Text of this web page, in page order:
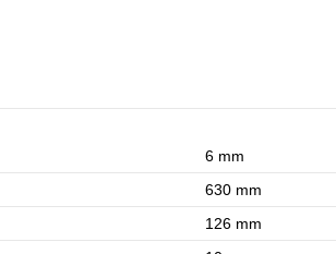
6 mm
630 mm
126 mm